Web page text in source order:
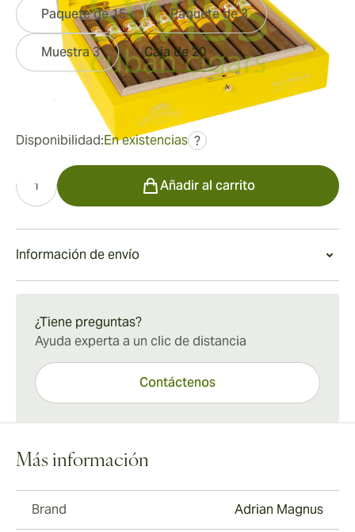
fue 292,14 €
Disponibilidad:En existencias ?
Paquete de 15 Paquete de 3
Muestra 3 Caja de 20
Cantidad
Añadir al carrito
Información de envío
¿Tiene preguntas?
Ayuda experta a un clic de distancia
Contáctenos
Más información
Brand Adrian Magnus